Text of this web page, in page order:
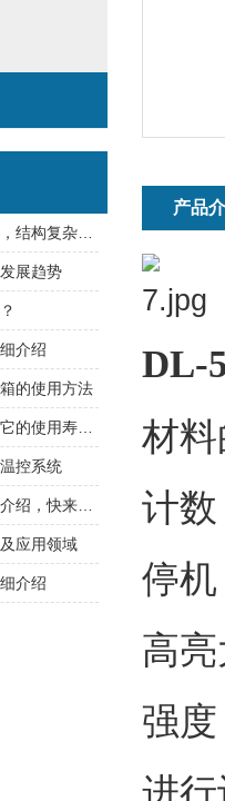
产品
DL-
材
计
停
高
强
进
展趋势
介绍
的使用方法
控系统
应用领域
介绍